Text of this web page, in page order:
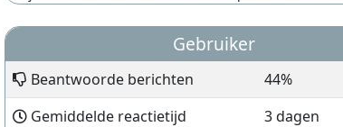
Gebruiker
Beantwoorde berichten
44%
Gemiddelde reactietijd
3 dagen